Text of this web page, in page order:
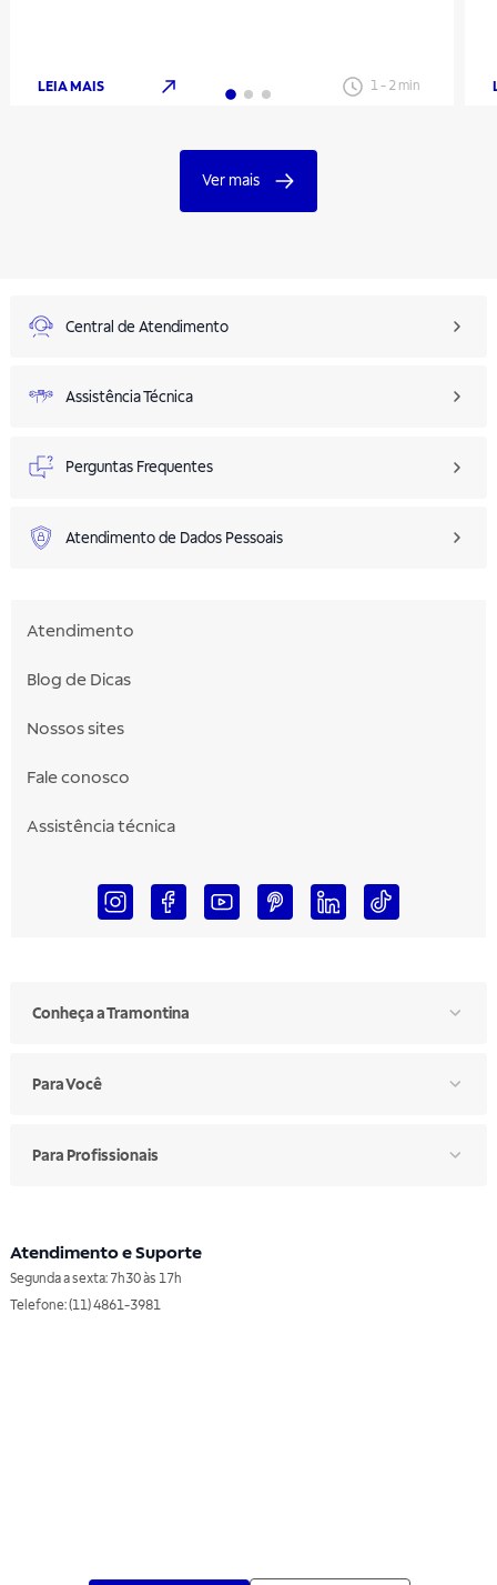
LEIA MAIS 1- 2 min
Ver mais
Central de Atendimento
Assistência Técnica
Perguntas Frequentes
Atendimento de Dados Pessoais
Atendimento
Blog de Dicas
Nossos sites
Fale conosco
Assistência técnica
Conheça a Tramontina
Para Você
Para Profissionais
Atendimento e Suporte
Segunda a sexta: 7h30 às 17h
Telefone: (11) 4861-3981